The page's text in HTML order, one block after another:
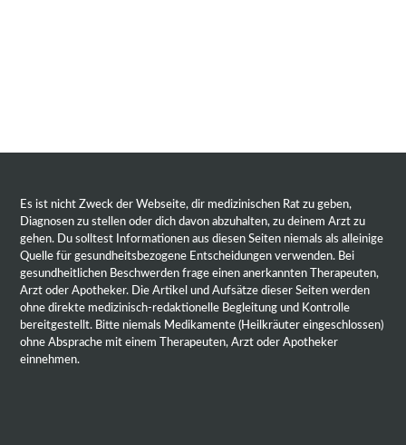
Es ist nicht Zweck der Webseite, dir medizinischen Rat zu geben,
Diagnosen zu stellen oder dich davon abzuhalten, zu deinem Arzt zu
gehen. Du solltest Informationen aus diesen Seiten niemals als alleinige
Quelle für gesundheitsbezogene Entscheidungen verwenden. Bei
gesundheitlichen Beschwerden frage einen anerkannten Therapeuten,
Arzt oder Apotheker. Die Artikel und Aufsätze dieser Seiten werden
ohne direkte medizinisch-redaktionelle Begleitung und Kontrolle
bereitgestellt. Bitte niemals Medikamente (Heilkräuter eingeschlossen)
ohne Absprache mit einem Therapeuten, Arzt oder Apotheker
einnehmen.